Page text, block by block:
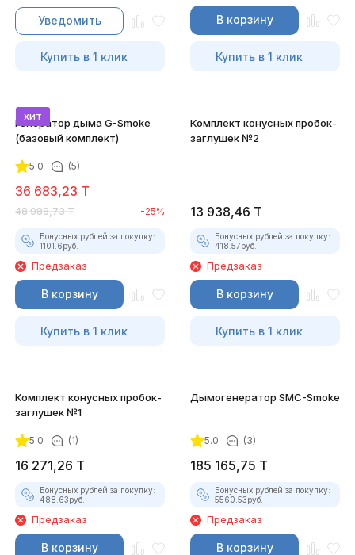
Уведомить
Купить в 1 клик
В корзину
Купить в 1 клик
хит
Генератор дыма G-Smoke
(базовый комплект)
5.0 (5)
36 683,23 T
48 988,73 T -25%
Бонусных рублей за покупку:
1101.6руб.
Предзаказ
В корзину
Купить в 1 клик
Комплект конусных пробок-
заглушек №2
13 938,46 T
Бонусных рублей за покупку:
418.57руб.
Предзаказ
В корзину
Купить в 1 клик
Комплект конусных пробок-
заглушек №1
5.0 (1)
16 271,26 T
Бонусных рублей за покупку:
488.63руб.
Предзаказ
В корзину
Дымогенератор SMC-Smoke
5.0 (3)
185 165,75 T
Бонусных рублей за покупку:
5560.53руб.
Предзаказ
В корзину